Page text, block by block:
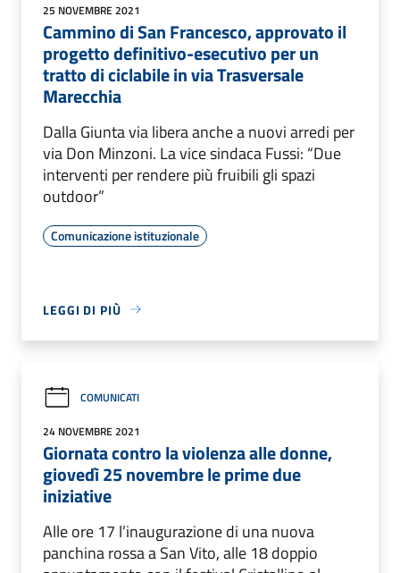
25 NOVEMBRE 2021
Cammino di San Francesco, approvato il
progetto definitivo-esecutivo per un
tratto di ciclabile in via Trasversale
Marecchia
Dalla Giunta via libera anche a nuovi arredi per
via Don Minzoni. La vice sindaca Fussi: “Due
interventi per rendere più fruibili gli spazi
outdoor”
Comunicazione istituzionale
LEGGI DI PIÙ
COMUNICATI
24 NOVEMBRE 2021
Giornata contro la violenza alle donne,
giovedì 25 novembre le prime due
iniziative
Alle ore 17 l’inaugurazione di una nuova
panchina rossa a San Vito, alle 18 doppio